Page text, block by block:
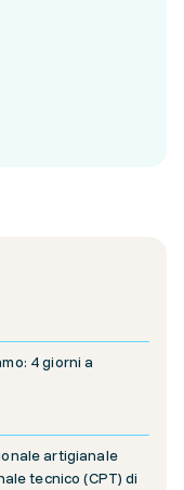
4 giorni a
artigianale
tecnico (CPT) di